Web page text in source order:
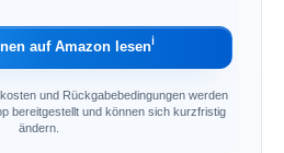
auf Amazon lesenℹ︎
und Rückgabebedingungen werden
bereitgestellt und können sich kurzfristig
ändern.